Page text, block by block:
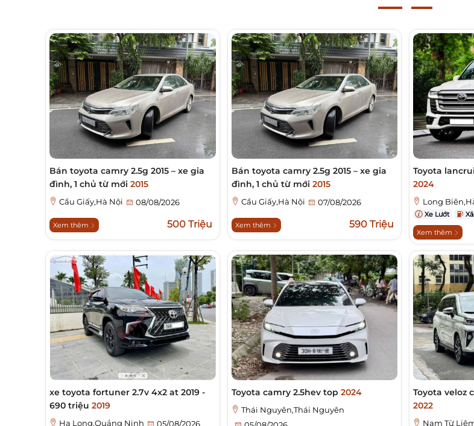
Bán toyota camry 2.5g 2015 – xe gia
đình, 1 chủ từ mới 2015
Cầu Giấy,Hà Nội 08/08/2026
Xem thêm 500 Triệu
Bán toyota camry 2.5g 2015 – xe gia
đình, 1 chủ từ mới 2015
Cầu Giấy,Hà Nội 07/08/2026
Xem thêm 590 Triệu
Toyota
2024
Long
Xe Lướt
Xem thêm
xe toyota fortuner 2.7v 4x2 at 2019 -
690 triệu 2019
Hạ Long,Quảng Ninh 05/08/2026
Toyota camry 2.5hev top 2024
Thái Nguyên,Thái Nguyên
Toyota veloz
2022
Nam Từ